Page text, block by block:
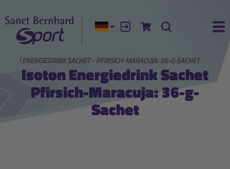
Aktuelle Sprache:
AnmeldenZum Warenkorb
Suche
ENERGIEDRINK SACHET - PFIRSICH-MARACUJA: 36-G-SACHET
Isoton Energiedrink Sachet
Pfirsich-Maracuja: 36-g-
Sachet